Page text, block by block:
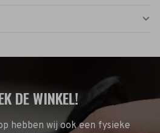
DE WINKEL!
hebben wij ook een fysieke